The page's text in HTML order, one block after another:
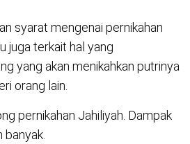
syarat mengenai pernikahan
juga terkait hal yang
yang akan menikahkan putrinya
orang lain.
pernikahan Jahiliyah. Dampak
banyak.